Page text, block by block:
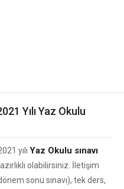
Yılı Yaz Okulu
yılı Yaz Okulu sınavı
olabilirsiniz. İletişim
sonu sınavı), tek ders,